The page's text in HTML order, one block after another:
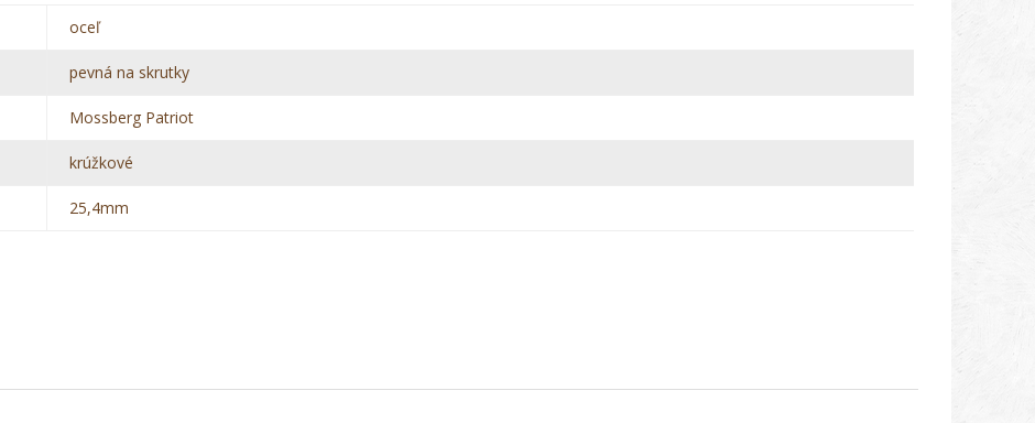
oceľ
pevná na skrutky
Mossberg Patriot
krúžkové
25,4mm